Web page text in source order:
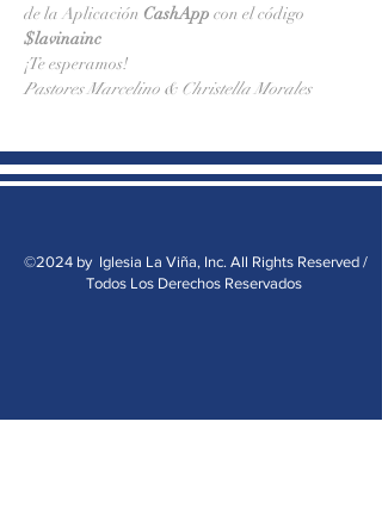
de la Aplicación CashApp con el código
$lavinainc
¡Te esperamos!
Pastores Marcelino & Christella Morales
©2024 by Iglesia La Viña, Inc. All Rights Reserved /
Todos Los Derechos Reservados